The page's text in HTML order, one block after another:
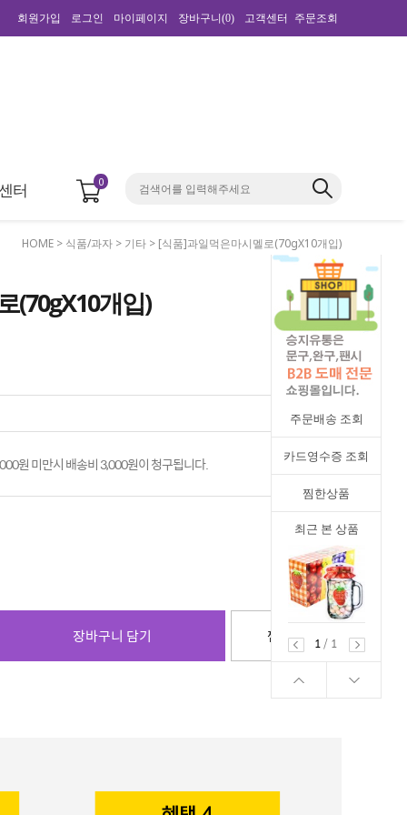
회원가입 로그인 마이페이지 장바구니(0) 고객센터 주문조회
터 0
주문배송 조회
카드영수증 조회
찜한상품
최근 본 상품
1
/ 1
HOME > 식품/과자 > 기타 > [식품]과일먹은마시멜로(70gX10개입)
(70gX10개입)
원 미만시 배송비 3,000원이 청구됩니다.
장바구니 담기 찜하기